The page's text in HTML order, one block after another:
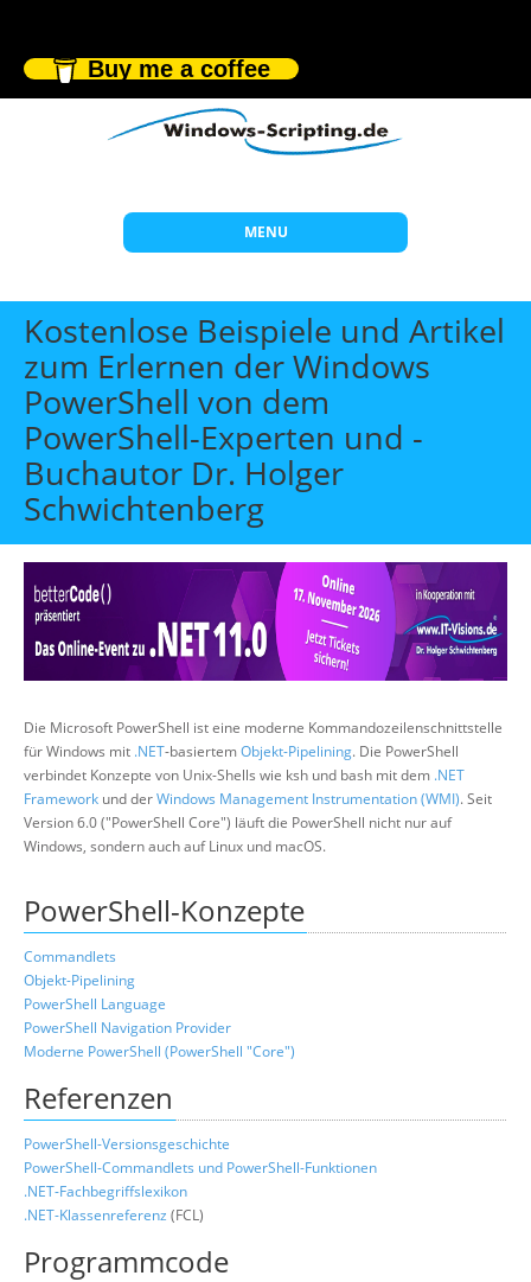
Buy me a coffee
MENU
Start
Themen
Beratung
Individuelle Schulungen
Offene Seminare
Wissen
Über uns
Suche
Kostenlose Beispiele und Artikel
zum Erlernen der Windows
PowerShell von dem
PowerShell-Experten und -
Buchautor Dr. Holger
Schwichtenberg
Die Microsoft PowerShell ist eine moderne Kommandozeilenschnittstelle
für Windows mit .NET-basiertemObjekt-Pipelining. Die PowerShell
verbindet Konzepte von Unix-Shells wie ksh und bash mit dem .NET
Framework und derWindows Management Instrumentation (WMI). Seit
Version 6.0 ("PowerShell Core") läuft die PowerShell nicht nur auf
Windows, sondern auch auf Linux und macOS.
PowerShell-Konzepte
Commandlets
Objekt-Pipelining
PowerShell Language
PowerShell Navigation Provider
Moderne PowerShell (PowerShell "Core")
Referenzen
PowerShell-Versionsgeschichte
PowerShell-Commandlets und PowerShell-Funktionen
.NET-Fachbegriffslexikon
.NET-Klassenreferenz (FCL)
Programmcode